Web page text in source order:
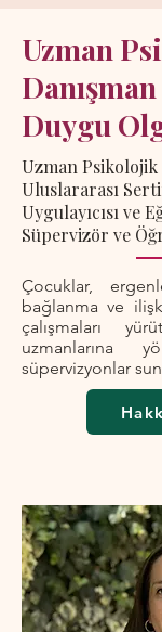
Uzman
Danışman
Duygu
Uzman Psikolojik
Uluslararası
Uygulayıcısı ve
Süpervizör ve
Çocuklar,
bağlanma ve
çalışmaları
uzmanlarına
süpervizyonlar